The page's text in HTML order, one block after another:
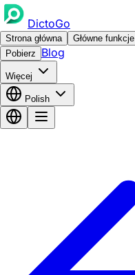
DictoGo
Strona główna Główne funkcje
Pobierz
Blog
Więcej
Polish